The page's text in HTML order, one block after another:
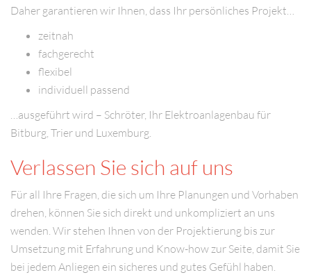
Daher garantieren wir Ihnen, dass Ihr persönliches Projekt…
zeitnah
fachgerecht
flexibel
individuell passend
…ausgeführt wird – Schröter, Ihr Elektroanlagenbau für
Bitburg, Trier und Luxemburg.
Verlassen Sie sich auf uns
Für all Ihre Fragen, die sich um Ihre Planungen und Vorhaben
drehen, können Sie sich direkt und unkompliziert an uns
wenden. Wir stehen Ihnen von der Projektierung bis zur
Umsetzung mit Erfahrung und Know-how zur Seite, damit Sie
bei jedem Anliegen ein sicheres und gutes Gefühl haben.